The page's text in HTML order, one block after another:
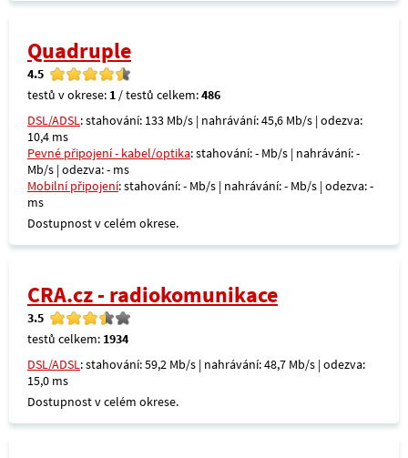
Quadruple
4.5
testů v okrese: 1 / testů celkem:486
DSL/ADSL: stahování: 133 Mb/s | nahrávání: 45,6 Mb/s | odezva:
10,4 ms
Pevné připojení - kabel/optika: stahování: - Mb/s | nahrávání: -
Mb/s | odezva: - ms
Mobilní připojení: stahování: - Mb/s | nahrávání: - Mb/s | odezva: -
ms
Dostupnost v celém okrese.
CRA.cz - radiokomunikace
3.5
testů celkem: 1934
DSL/ADSL: stahování: 59,2 Mb/s | nahrávání: 48,7 Mb/s | odezva:
15,0 ms
Dostupnost v celém okrese.